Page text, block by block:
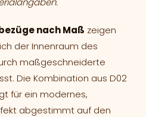
nach Maß zeigen
der Innenraum des
maßgeschneiderte
Die Kombination aus D02
für ein modernes,
abgestimmt auf den